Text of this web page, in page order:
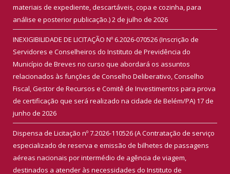
materiais de expediente, descartáveis, copa e cozinha, para
análise e posterior publicação.)2 de julho de 2026
INEXIGIBILIDADE DE LICITAÇÃO Nº 6.2026-070526 (Inscrição de
Servidores e Conselheiros do Instituto de Previdência do
Município de Breves no curso que abordará os assuntos
relacionados às funções de Conselho Deliberativo, Conselho
Fiscal, Gestor de Recursos e Comitê de Investimentos para prova
de certificação que será realizado na cidade de Belém/PA) 17 de
junho de 2026
Dispensa de Licitação nº 7.2026-110526 (A Contratação de serviço
especializado de reserva e emissão de bilhetes de passagens
aéreas nacionais por intermédio de agência de viagem,
destinados a atender às necessidades do Instituto de